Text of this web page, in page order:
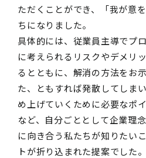
ただくことができ、「我が意
ちになりました。
具体的には、従業員主導でプ
に考えられるリスクやデメリ
るとともに、解消の方法をお
た、ともすれば発散してしま
め上げていくために必要なポ
など、自分ごととして企業理
に向き合う私たちが知りたい
トが折り込まれた提案でした。